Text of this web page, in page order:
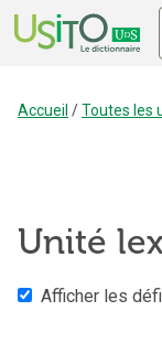
Accueil /Toutes les
Unité
Afficher les